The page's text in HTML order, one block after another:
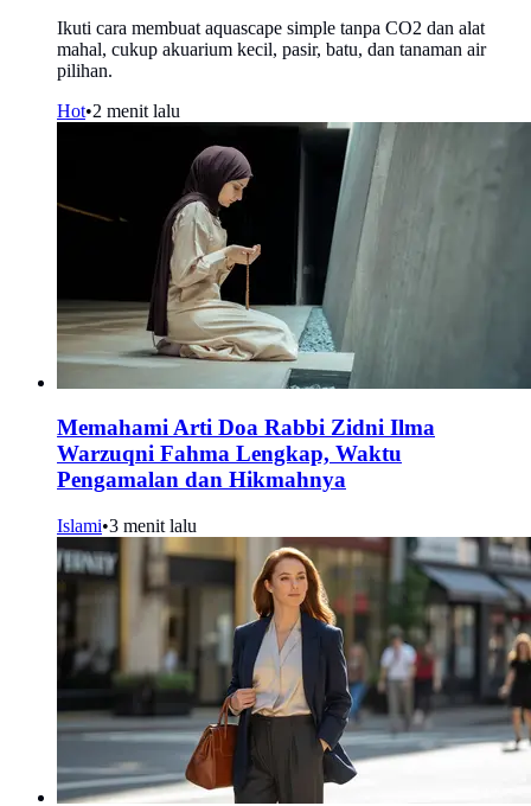
Ikuti cara membuat aquascape simple tanpa CO2 dan alat
mahal, cukup akuarium kecil, pasir, batu, dan tanaman air
pilihan.
Hot•2 menit lalu
Memahami Arti Doa Rabbi Zidni Ilma
Warzuqni Fahma Lengkap, Waktu
Pengamalan dan Hikmahnya
Islami•3 menit lalu